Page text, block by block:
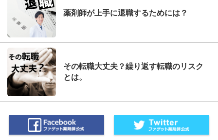
薬剤師が上手に退職するためには？
その転職大丈夫？繰り返す転職のリスク
とは。